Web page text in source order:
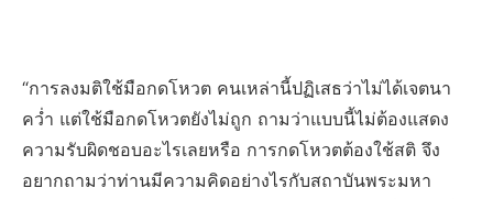
“การลงมติใช้มือกดโหวต คนเหล่านี้ปฏิเสธว่าไม่ได้เจตนา
คว่ำ แต่ใช้มือกดโหวตยังไม่ถูก ถามว่าแบบนี้ไม่ต้องแสดง
ความรับผิดชอบอะไรเลยหรือ การกดโหวตต้องใช้สติ จึง
อยากถามว่าท่านมีความคิดอย่างไรกับสถาบันพระมหา